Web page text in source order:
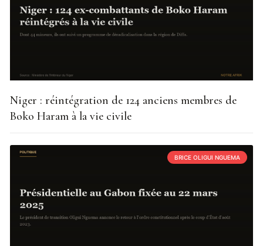
Niger : réintégration de 124 anciens membres de
Boko Haram à la vie civile
BRICE OLIGUI NGUEMA